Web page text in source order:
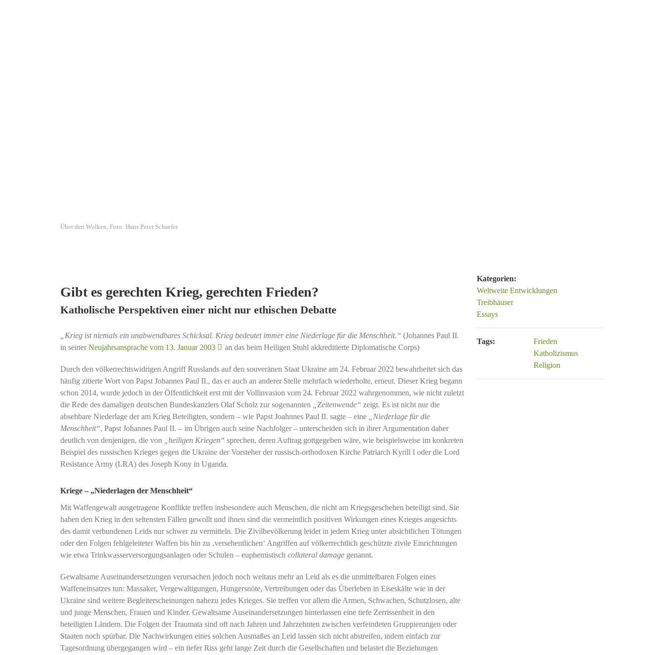
Über den Wolken, Foto: Hans Peter Schaefer
Gibt es gerechten Krieg, gerechten Frieden?
Katholische Perspektiven einer nicht nur ethischen Debatte
„Krieg ist niemals ein unabwendbares Schicksal. Krieg bedeutet immer eine Niederlage für die Menschheit.“ (Johannes Paul II.
in seinerNeujahrsansprache vom 13. Januar 2003 an das beim Heiligen Stuhl akkreditierte Diplomatische Corps)
Durch den völkerrechtswidrigen Angriff Russlands auf den souveränen Staat Ukraine am 24. Februar 2022 bewahrheitet sich das
häufig zitierte Wort von Papst Johannes Paul II., das er auch an anderer Stelle mehrfach wiederholte, erneut. Dieser Krieg begann
schon 2014, wurde jedoch in der Öffentlichkeit erst mit der Vollinvasion vom 24. Februar 2022 wahrgenommen, wie nicht zuletzt
die Rede des damaligen deutschen Bundeskanzlers Olaf Scholz zur sogenannten
„Zeitenwende“ zeigt. Es ist nicht nur die
absehbare Niederlage der am Krieg Beteiligten, sondern – wie Papst Joahnnes Paul II. sagte – eine
„Niederlage für die
Menschheit“. Papst Johannes Paul II. – im Übrigen auch seine Nachfolger – unterscheiden sich in ihrer Argumentation daher
deutlich von denjenigen, die von
„heiligen Kriegen“ sprechen, deren Auftrag gottgegeben wäre, wie beispielsweise im konkreten
Beispiel des russischen Krieges gegen die Ukraine der Vorsteher der russisch-orthodoxen Kirche Patriarch Kyrill I oder die Lord
Resistance Army (LRA) des Joseph Kony in Uganda.
Kriege – „Niederlagen der Menschheit“
Mit Waffengewalt ausgetragene Konflikte treffen insbesondere auch Menschen, die nicht am Kriegsgeschehen beteiligt sind. Sie
haben den Krieg in den seltensten Fällen gewollt und ihnen sind die vermeintlich positiven Wirkungen eines Krieges angesichts
des damit verbundenen Leids nur schwer zu vermitteln. Die Zivilbevölkerung leidet in jedem Krieg unter absichtlichen Tötungen
oder den Folgen fehlgeleiteter Waffen bis hin zu ‚versehentlichen‘ Angriffen auf völkerrechtlich geschützte zivile Einrichtungen
wie etwa Trinkwasserversorgungsanlagen oder Schulen – euphemistisch collateral damagegenannt.
Gewaltsame Auseinandersetzungen verursachen jedoch noch weitaus mehr an Leid als es die unmittelbaren Folgen eines
Waffeneinsatzes tun: Massaker, Vergewaltigungen, Hungersnöte, Vertreibungen oder das Überleben in Eiseskälte wie in der
Ukraine sind weitere Begleiterscheinungen nahezu jedes Krieges. Sie treffen vor allem die Armen, Schwachen, Schutzlosen, alte
und junge Menschen, Frauen und Kinder. Gewaltsame Auseinandersetzungen hinterlassen eine tiefe Zerrissenheit in den
beteiligten Ländern. Die Folgen der Traumata sind oft nach Jahren und Jahrzehnten zwischen verfeindeten Gruppierungen oder
Staaten noch spürbar. Die Nachwirkungen eines solchen Ausmaßes an Leid lassen sich nicht abstreifen, indem einfach zur
Tagesordnung übergegangen wird – ein tiefer Riss geht lange Zeit durch die Gesellschaften und belastet die Beziehungen
Kategorien:
Weltweite Entwicklungen
Treibhäuser
Essays
Tags:
Frieden
Katholizismus
Religion